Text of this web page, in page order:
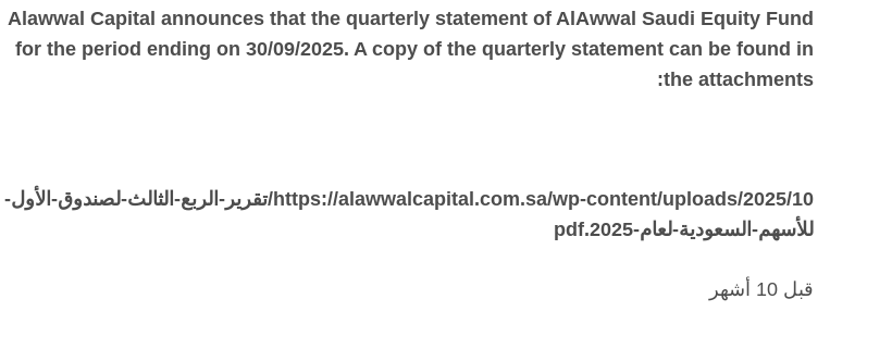
Alawwal Capital announces that the quarterly statement of AlAwwal Saudi Equity Fund
for the period ending on 30/09/2025. A copy of the quarterly statement can be found in
the attachments:
https://alawwalcapital.com.sa/wp-content/uploads/2025/10/تقرير-الربع-الثالث-لصندوق-الأول-
للأسهم-السعودية-لعام-2025.pdf
قبل 10 أشهر